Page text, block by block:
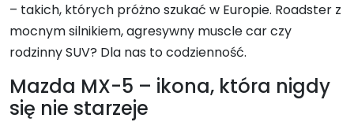
– takich, których próżno szukać w Europie. Roadster z
mocnym silnikiem, agresywny muscle car czy
rodzinny SUV? Dla nas to codzienność.
Mazda MX-5 – ikona, która nigdy
się nie starzeje